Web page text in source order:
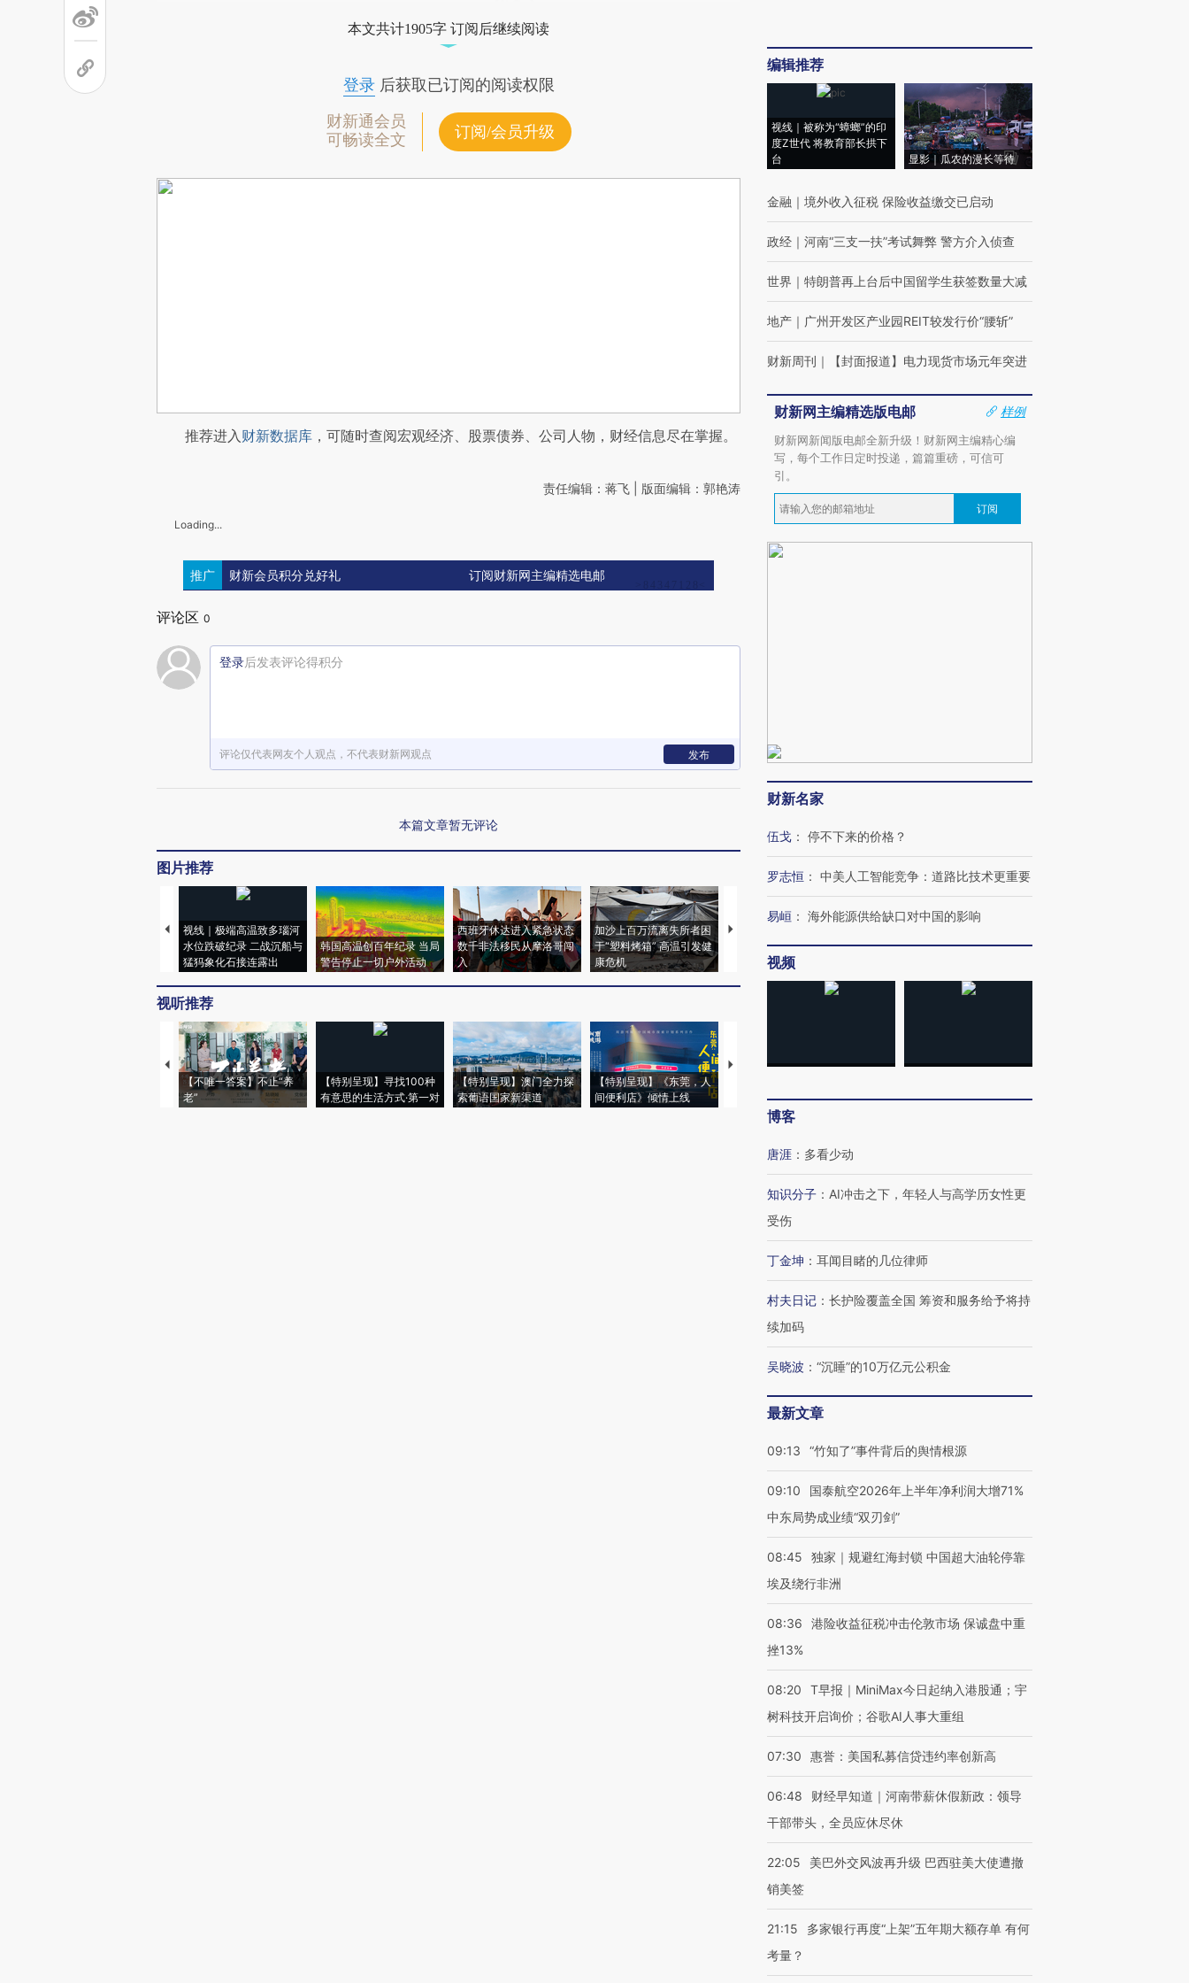
本文共计1905字 订阅后继续阅读
登录后获取已订阅的阅读权限
财新通会员
可畅读全文
订阅/会员升级
推荐进入财新数据库 ，可随时查阅宏观经济、股票债券、公司人物，财经信息尽在掌握。
责任编辑：蒋飞 | 版面编辑：郭艳涛
Loading...
推广 财新会员积分兑好礼 订阅财新网主编精选电邮
评论区 0
登录后发表评论得积分
评论仅代表网友个人观点，不代表财新网观点 发布
本篇文章暂无评论
图片推荐
视线｜极端高温致多瑙河
水位跌破纪录 二战沉船与
猛犸象化石接连露出
韩国高温创百年纪录 当局
警告停止一切户外活动
西班牙休达进入紧急状态
数千非法移民从摩洛哥闯
入
加沙上百万流离失所者困
于“塑料烤箱” 高温引发健
康危机
马航飞行员跨国走私7万
粒摇头丸 尿检体内含3种
泽连斯基密集出访美英 索
秘鲁纳斯卡观光飞机坠毁
视听推荐
【不唯一答案】不止“养
老”
【特别呈现】寻找100种
有意思的生活方式·第一对
【特别呈现】澳门全力探
索葡语国家新渠道
【特别呈现】《东莞，人
间便利店》倾情上线
【推广】走进第四届链博
有意思的生活方式·第三对
【商旅对话】华住集团
住三大增长引擎是什么？
编辑推荐
视线｜被称为“蟑螂”的印
度Z世代 将教育部长拱下
台
显影｜瓜农的漫长等待
金融 ｜ 境外收入征税 保险收益缴交已启动
政经 ｜ 河南“三支一扶”考试舞弊 警方介入侦查
世界 ｜ 特朗普再上台后中国留学生获签数量大减
地产 ｜ 广州开发区产业园REIT较发行价“腰斩”
财新周刊 ｜ 【封面报道】电力现货市场元年突进
财新网主编精选版电邮
样例
财新网新闻版电邮全新升级！财新网主编精心编
写，每个工作日定时投递，篇篇重磅，可信可
引。
订阅
财新名家
伍戈 ： 停不下来的价格？
罗志恒 ： 中美人工智能竞争：道路比技术更重要
易峘 ： 海外能源供给缺口对中国的影响
视频
博客
唐涯 ： 多看少动
知识分子 ： AI冲击之下，年轻人与高学历女性更
受伤
丁金坤 ： 耳闻目睹的几位律师
村夫日记 ： 长护险覆盖全国 筹资和服务给予将持
续加码
吴晓波 ： “沉睡”的10万亿元公积金
最新文章
09:13 “竹知了”事件背后的舆情根源
09:10
国泰航空2026年上半年净利润大增71%
中东局势成业绩“双刃剑”
08:45
独家｜规避红海封锁 中国超大油轮停靠
埃及绕行非洲
08:36
港险收益征税冲击伦敦市场 保诚盘中重
挫13%
08:20
T早报｜MiniMax今日起纳入港股通；宇
树科技开启询价；谷歌AI人事大重组
07:30 惠誉：美国私募信贷违约率创新高
06:48
财经早知道｜河南带薪休假新政：领导
干部带头，全员应休尽休
22:05
美巴外交风波再升级 巴西驻美大使遭撤
销美签
21:15
多家银行再度“上架”五年期大额存单 有何
考量？